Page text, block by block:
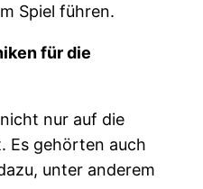
Spiel führen.
für die
nur auf die
Es gehörten auch
unter anderem